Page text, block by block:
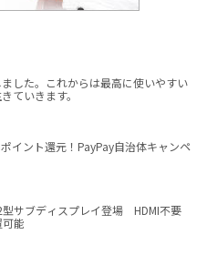
した。これからは最高に使いやすい
ていきます。
イント還元！PayPay自治体キャンペ
型サブディスプレイ登場 HDMI不要
能